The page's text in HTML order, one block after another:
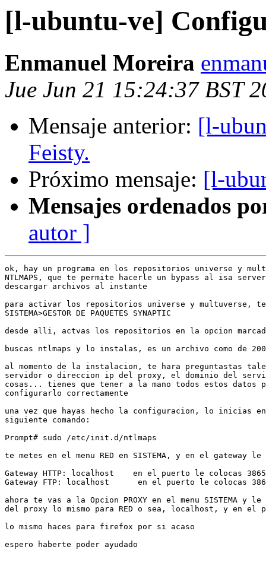
[l-ubuntu-ve]
Enmanuel Moreira
Jue Jun 21 15:24:37 BST
Mensaje anterior: [l-
Feisty.
Próximo mensaje: [l-
Mensajes ordenados
autor ]
ok, hay un programa en los repositorios universe y
NTLMAPS, que te permite hacerle un bypass al isa
descargar archivos al instante
para activar los repositorios universe y multuverse, te
SISTEMA>GESTOR DE PAQUETES SYNAPTIC
desde alli, actvas los repositorios en la opcion marcada
buscas ntlmaps y lo instalas, es un archivo como de
al momento de la instalacion, te hara preguntastas
servidor o direccion ip del proxy, el dominio del
cosas... tienes que tener a la mano todos estos datos
configurarlo correctamente
una vez que hayas hecho la configuracion, lo inicias en
siguiente comando:
Prompt# sudo /etc/init.d/ntlmaps
te metes en el menu RED en SISTEMA, y en el gateway le
Gateway HTTP: localhost    en el puerto le colocas 3865
Gateway FTP: localhost      en el puerto le colocas
ahora te vas a la Opcion PROXY en el menu SISTEMA y
del proxy lo mismo para RED o sea, localhost, y en el
lo mismo haces para firefox por si acaso
espero haberte poder ayudado